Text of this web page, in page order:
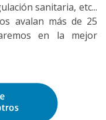
sanitaria, etc...
avalan más de 25
en la mejor